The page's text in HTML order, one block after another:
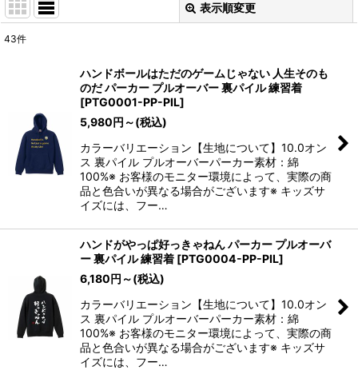
表示順変更
絞り込む
43件
ハンドボールはただのゲームじゃない 人生そのも
のだ パーカー プルオーバー 裏パイル 練習着
[PTG0001-PP-PIL]
5,980円 ～(税込)
カラーバリエーション【生地について】10.0オン
ス 裏パイル プルオーバーパーカー素材：綿
100%※ お客様のモニター環境によって、実際の商
品と色合いが異なる場合がございます※ キッズサ
イズには、フー…
ハンドがやっぱ好っきゃねん パーカー プルオーバ
ー 裏パイル 練習着 [PTG0004-PP-PIL]
6,180円 ～(税込)
カラーバリエーション【生地について】10.0オン
ス 裏パイル プルオーバーパーカー素材：綿
100%※ お客様のモニター環境によって、実際の商
品と色合いが異なる場合がございます※ キッズサ
イズには、フー…